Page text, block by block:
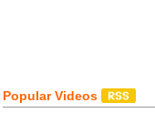
Popular Videos